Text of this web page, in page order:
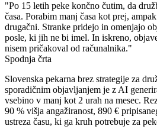
"Po 15 letih peke končno čutim, da
časa. Porabim manj časa kot prej,
drugačni. Stranke pridejo in omenjajo
posle, ki jih ne bi imel. In iskreno,
nisem pričakoval od računalnika."
Spodnja črta
Slovenska pekarna brez strategije za
sporadičnim objavljanjem je z AI
vsebino v manj kot 2 urah na mesec.
90 % višja angažiranost, 890 €
ustreza času, ki ga kruh potrebuje za